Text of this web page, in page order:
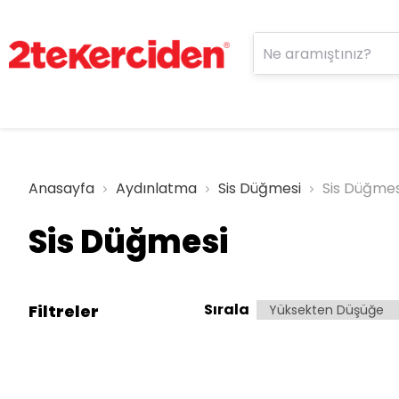
Anasayfa Aydınlatma Sis Düğmesi Sis
Sis Düğmesi
Filtreler Sırala